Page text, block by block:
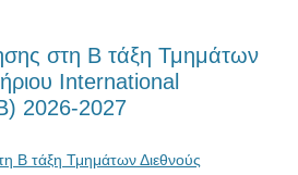
στη Β τάξη Τμημάτων
International
2026-2027
Β τάξη Τμημάτων Διεθνούς